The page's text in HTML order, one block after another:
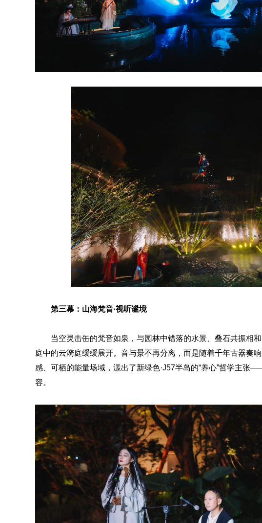
第三幕：山海梵音·视听谧境
当空灵击缶的梵音如泉，与园林中错落的水景、叠石共振相
庭中的云漪庭缓缓展开。音与景不再分离，而是随着千年古器奏
感、可栖的能量场域，漾出了新绿色·J57半岛的“养心”哲学主张
容。